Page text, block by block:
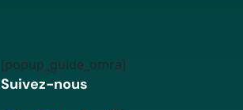
[popup_guide_omra]
Suivez-nous